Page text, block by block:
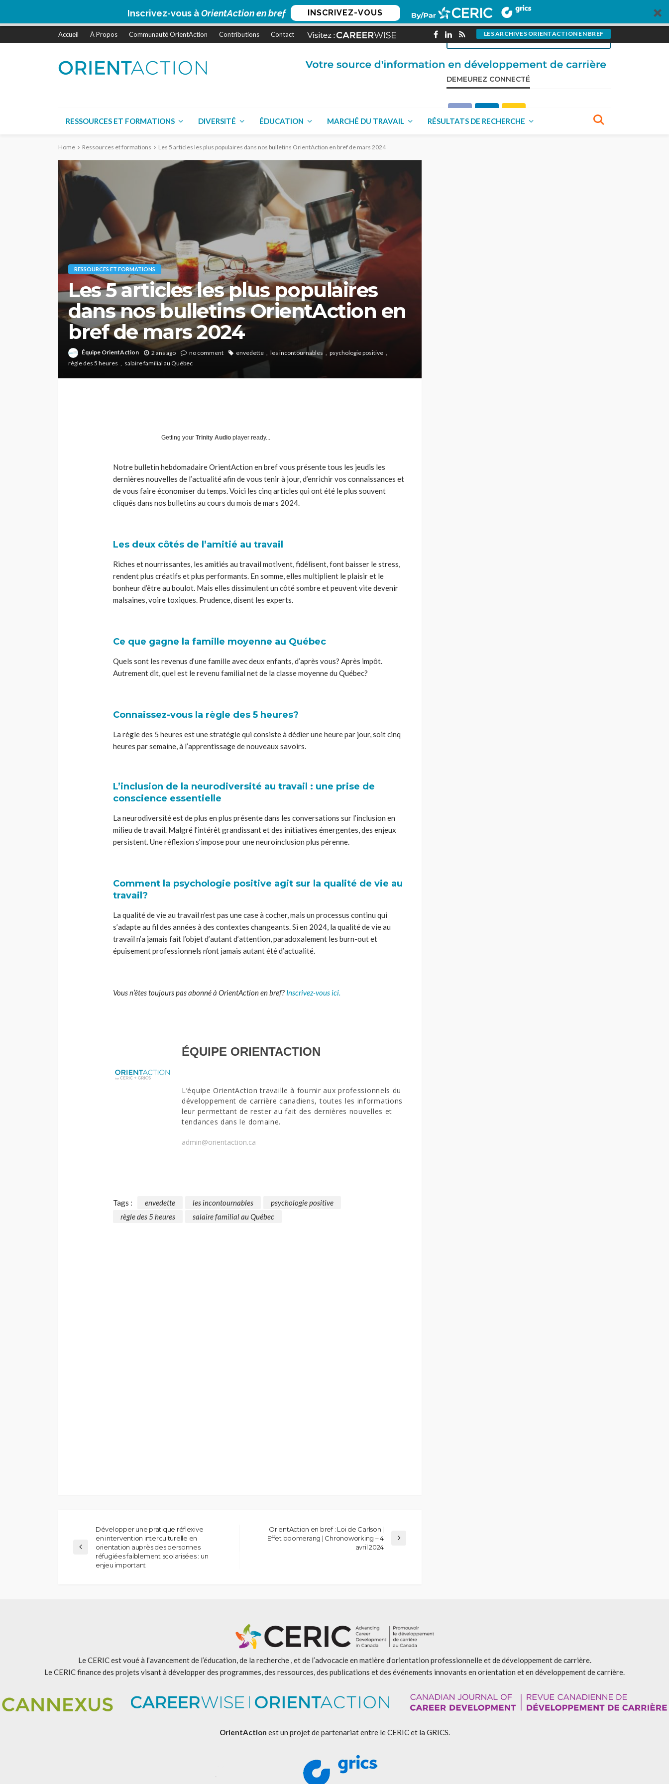
Inscrivez-vous àOrientAction en bref INSCRIVEZ-VOUS
Accueil À Propos Communauté OrientAction Contributions Contact LES ARCHIVES ORIENTACTION EN BREF
RESSOURCES ET FORMATIONS DIVERSITÉ ÉDUCATION MARCHÉ DU TRAVAIL RÉSULTATS DE RECHERCHE
Home Ressources et formations Les 5 articles les plus populaires dans nos bulletins OrientAction en bref de mars 2024
RESSOURCES ET FORMATIONS
Les 5 articles les plus populaires
dans nos bulletins OrientAction en
bref de mars 2024
Équipe OrientAction 2 ans ago no comment envedette les incontournables
psychologie positive
règle des 5 heures
salaire familial au Québec
Getting your Trinity Audio player ready...
Notre bulletin hebdomadaire OrientAction en bref vous présente tous les jeudis les
dernières nouvelles de l’actualité afin de vous tenir à jour, d’enrichir vos connaissances et
de vous faire économiser du temps. Voici les cinq articles qui ont été le plus souvent
cliqués dans nos bulletins au cours du mois de mars 2024.
Les deux côtés de l’amitié au travail
Riches et nourrissantes, les amitiés au travail motivent, fidélisent, font baisser le stress,
rendent plus créatifs et plus performants. En somme, elles multiplient le plaisir et le
bonheur d’être au boulot. Mais elles dissimulent un côté sombre et peuvent vite devenir
malsaines, voire toxiques. Prudence, disent les experts.
Ce que gagne la famille moyenne au Québec
Quels sont les revenus d’une famille avec deux enfants, d’après vous? Après impôt.
Autrement dit, quel est le revenu familial net de la classe moyenne du Québec?
Connaissez-vous la règle des 5 heures?
La règle des 5 heures est une stratégie qui consiste à dédier une heure par jour, soit cinq
heures par semaine, à l’apprentissage de nouveaux savoirs.
L’inclusion de la neurodiversité au travail : une prise de
conscience essentielle
La neurodiversité est de plus en plus présente dans les conversations sur l’inclusion en
milieu de travail. Malgré l’intérêt grandissant et des initiatives émergentes, des enjeux
persistent. Une réflexion s’impose pour une neuroinclusion plus pérenne.
Comment la psychologie positive agit sur la qualité de vie au
travail?
La qualité de vie au travail n’est pas une case à cocher, mais un processus continu qui
s’adapte au fil des années à des contextes changeants. Si en 2024, la qualité de vie au
travail n’a jamais fait l’objet d’autant d’attention, paradoxalement les burn-out et
épuisement professionnels n’ont jamais autant été d’actualité.
Vous n’êtes toujours pas abonné à OrientAction en bref? Inscrivez-vous ici.
ÉQUIPE ORIENTACTION
L’équipe OrientAction travaille à fournir aux professionnels du
développement de carrière canadiens, toutes les informations
leur permettant de rester au fait des dernières nouvelles et
tendances dans le domaine.
admin@orientaction.ca
Tags : envedette les incontournables
psychologie positive
règle des 5 heures
salaire familial au Québec
Développer une pratique réflexive
en intervention interculturelle en
orientation auprès des personnes
réfugiées faiblement scolarisées : un
enjeu important
OrientAction en bref : Loi de Carlson |
Effet boomerang | Chronoworking – 4
avril 2024
pour OrientAction?
VISITEZ NOTRE PAGE CONTRIBUTIONS
DEMEUREZ CONNECTÉ
Le CERIC est voué à l’avancement de l’éducation, de la recherche , et de l’advocacie en matière d’orientation professionnelle et de développement de carrière.
Le CERIC finance des projets visant à développer des programmes, des ressources, des publications et des événements innovants en orientation et en développement de carrière.
OrientAction est un projet de partenariat entre le CERIC et la GRICS.